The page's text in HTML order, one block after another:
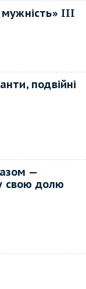
III
подвійні
—
свою долю